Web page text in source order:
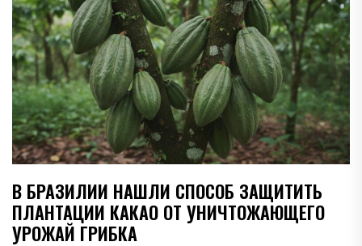
В БРАЗИЛИИ НАШЛИ СПОСОБ ЗАЩИТИТЬ
ПЛАНТАЦИИ КАКАО ОТ УНИЧТОЖАЮЩЕГО
УРОЖАЙ ГРИБКА